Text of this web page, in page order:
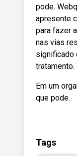
pode.
apresente
para fazer
nas vias
significado
tratamento.
Em um
que pode.
Tags